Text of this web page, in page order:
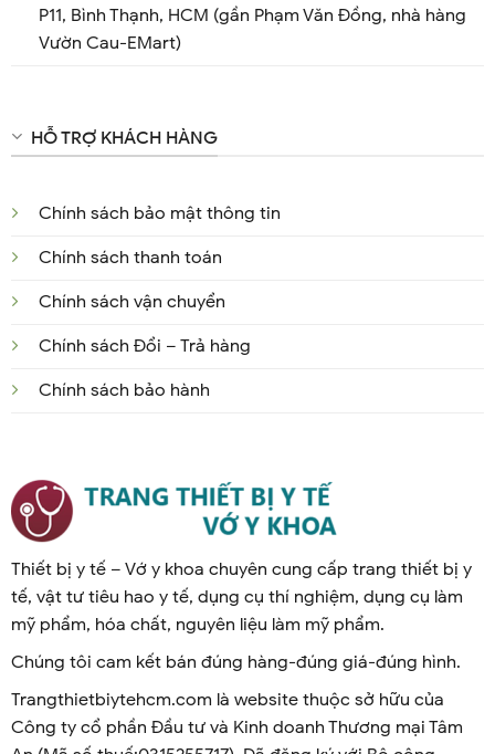
P11, Bình Thạnh, HCM (gần Phạm Văn Đồng, nhà hàng
Vườn Cau-EMart)
HỖ TRỢ KHÁCH HÀNG
Chính sách bảo mật thông tin
Chính sách thanh toán
Chính sách vận chuyển
Chính sách Đổi – Trả hàng
Chính sách bảo hành
Thiết bị y tế – Vớ y khoa chuyên cung cấp trang thiết bị y
tế, vật tư tiêu hao y tế, dụng cụ thí nghiệm, dụng cụ làm
mỹ phẩm, hóa chất, nguyên liệu làm mỹ phẩm.
Chúng tôi cam kết bán đúng hàng-đúng giá-đúng hình.
Trangthietbiytehcm.com là website thuộc sở hữu của
Công ty cổ phần Đầu tư và Kinh doanh Thương mại Tâm